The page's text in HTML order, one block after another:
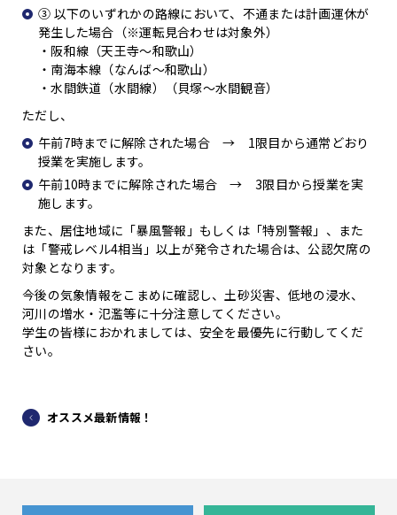
③ 以下のいずれかの路線において、不通または計画運休が
発生した場合（※運転見合わせは対象外）
・阪和線（天王寺～和歌山）
・南海本線（なんば～和歌山）
・水間鉄道（水間線）（貝塚～水間観音）
ただし、
午前7時までに解除された場合 → 1限目から通常どおり
授業を実施します。
午前10時までに解除された場合 → 3限目から授業を実
施します。
また、居住地域に「暴風警報」もしくは「特別警報」、また
は「警戒レベル4相当」以上が発令された場合は、公認欠席の
対象となります。
今後の気象情報をこまめに確認し、土砂災害、低地の浸水、
河川の増水・氾濫等に十分注意してください。
学生の皆様におかれましては、安全を最優先に行動してくだ
さい。
オススメ最新情報！